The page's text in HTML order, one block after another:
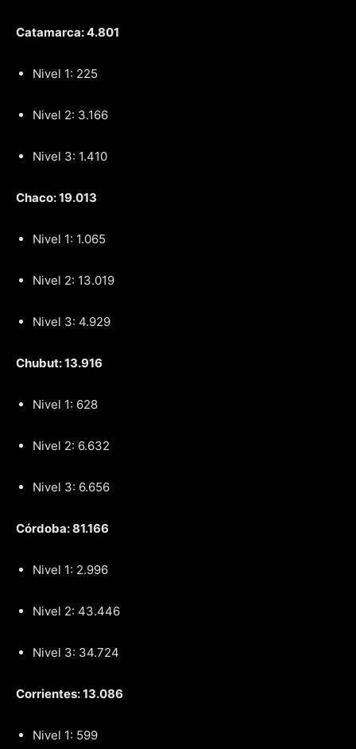
Catamarca: 4.801
Nivel 1: 225
Nivel 2: 3.166
Nivel 3: 1.410
Chaco: 19.013
Nivel 1: 1.065
Nivel 2: 13.019
Nivel 3: 4.929
Chubut: 13.916
Nivel 1: 628
Nivel 2: 6.632
Nivel 3: 6.656
Córdoba: 81.166
Nivel 1: 2.996
Nivel 2: 43.446
Nivel 3: 34.724
Corrientes: 13.086
Nivel 1: 599